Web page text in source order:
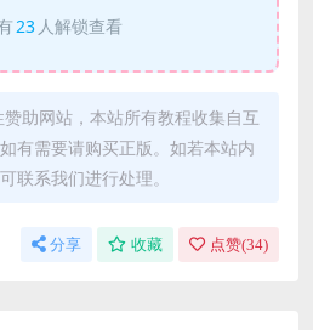
23 人解锁查看
助网站，本站所有教程收集自互
有需要请购买正版。如若本站内
联系我们进行处理。
分享 收藏 点赞(34)